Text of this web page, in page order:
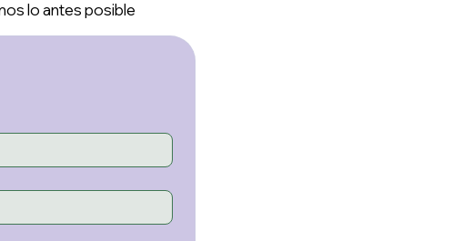
lo antes posible